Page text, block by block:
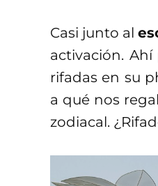
Casi junto al
activación.
rifadas en su
a qué nos
zodiacal.